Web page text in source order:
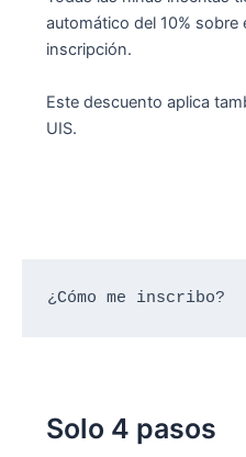
automático del 10% sobre
inscripción.
Este descuento aplica
UIS.
¿Cómo me inscribo?
Solo 4 pasos